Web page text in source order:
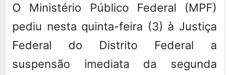
O Ministério Público Federal (MPF)
pediu nesta quinta-feira (3) à Justiça
Federal do Distrito Federal a
suspensão imediata da segunda